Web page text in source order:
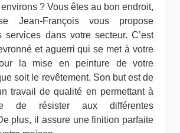
? Vous êtes au bon endroit,
Jean-François vous propose
services dans votre secteur. C’est
et aguerri qui se met à votre
la mise en peinture de votre
soit le revêtement. Son but est de
travail de qualité en permettant à
de résister aux différentes
plus, il assure une finition parfaite